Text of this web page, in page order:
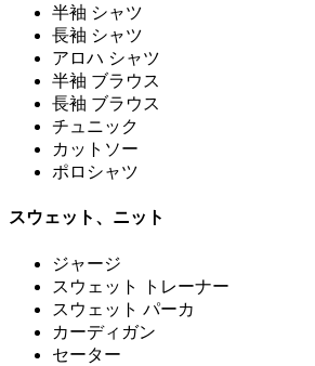
半袖 シャツ
長袖 シャツ
アロハ シャツ
半袖 ブラウス
長袖 ブラウス
チュニック
カットソー
ポロシャツ
スウェット、ニット
ジャージ
スウェット トレーナー
スウェット パーカ
カーディガン
セーター